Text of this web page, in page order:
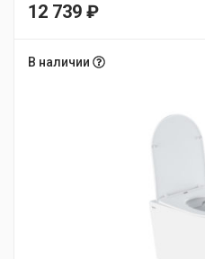
12 739 ₽
В наличии